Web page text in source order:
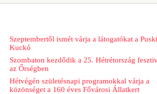
Szeptembertől ismét várja a látogatókat a
Kuckó
Szombaton kezdődik a 25. Hétrétország
az Őrségben
Hétvégén születésnapi programokkal várja a
közönséget a 160 éves Fővárosi Állatkert